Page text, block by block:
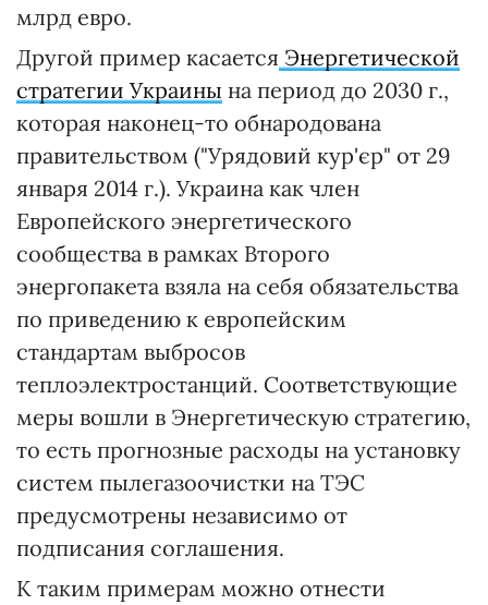
млрд евро.
Другой пример касается Энергетической
стратегии Украины на период до 2030 г.,
которая наконец-то обнародована
правительством ("Урядовий кур'єр" от 29
января 2014 г.). Украина как член
Европейского энергетического
сообщества в рамках Второго
энергопакета взяла на себя обязательства
по приведению к европейским
стандартам выбросов
теплоэлектростанций. Соответствующие
меры вошли в Энергетическую стратегию,
то есть прогнозные расходы на установку
систем пылегазоочистки на ТЭС
предусмотрены независимо от
подписания соглашения.
К таким примерам можно отнести